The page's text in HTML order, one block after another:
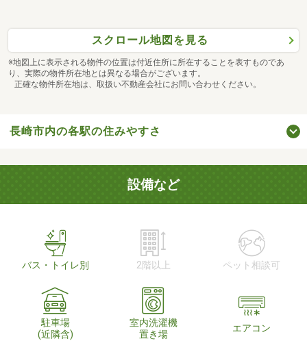
スクロール地図を見る
※地図上に表示される物件の位置は付近住所に所在することを表すものであ
り、実際の物件所在地とは異なる場合がございます。
正確な物件所在地は、取扱い不動産会社にお問い合わせください。
長崎市内の各駅の住みやすさ
設備など
バス・トイレ別 2階以上 ペット相談可
駐車場
(近隣含)
室内洗濯機
置き場
エアコン